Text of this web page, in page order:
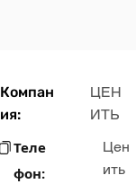
Компан
ия:
ЦЕН
ИТЬ
Теле
фон:
Цен
ить